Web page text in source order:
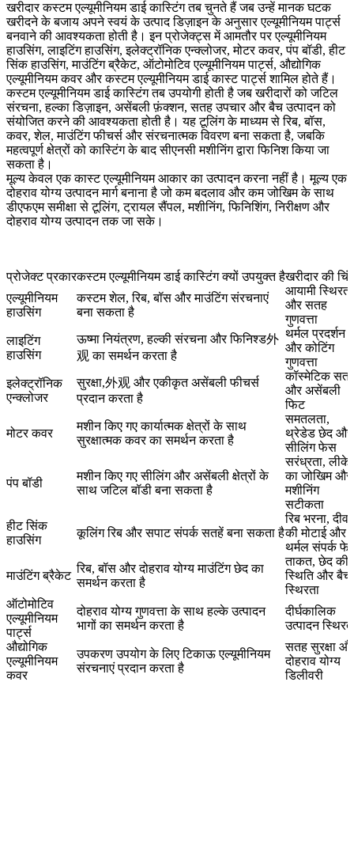
खरीदार कस्टम एल्यूमीनियम डाई कास्टिंग तब चुनते हैं जब उन्हें मानक घटक
खरीदने के बजाय अपने स्वयं के उत्पाद डिज़ाइन के अनुसार एल्यूमीनियम पार्ट्स
बनवाने की आवश्यकता होती है। इन प्रोजेक्ट्स में आमतौर पर एल्यूमीनियम
हाउसिंग, लाइटिंग हाउसिंग, इलेक्ट्रॉनिक एन्क्लोजर, मोटर कवर, पंप बॉडी, हीट
सिंक हाउसिंग, माउंटिंग ब्रैकेट, ऑटोमोटिव एल्यूमीनियम पार्ट्स, औद्योगिक
एल्यूमीनियम कवर और कस्टम एल्यूमीनियम डाई कास्ट पार्ट्स शामिल होते हैं।
कस्टम एल्यूमीनियम डाई कास्टिंग तब उपयोगी होती है जब खरीदारों को जटिल
संरचना, हल्का डिज़ाइन, असेंबली फ़ंक्शन, सतह उपचार और बैच उत्पादन को
संयोजित करने की आवश्यकता होती है। यह टूलिंग के माध्यम से रिब, बॉस,
कवर, शेल, माउंटिंग फीचर्स और संरचनात्मक विवरण बना सकता है, जबकि
महत्वपूर्ण क्षेत्रों को कास्टिंग के बाद सीएनसी मशीनिंग द्वारा फिनिश किया जा
सकता है।
मूल्य केवल एक कास्ट एल्यूमीनियम आकार का उत्पादन करना नहीं है। मूल्य एक
दोहराव योग्य उत्पादन मार्ग बनाना है जो कम बदलाव और कम जोखिम के साथ
डीएफएम समीक्षा से टूलिंग, ट्रायल सैंपल, मशीनिंग, फिनिशिंग, निरीक्षण और
दोहराव योग्य उत्पादन तक जा सके।
प्रोजेक्ट प्रकारकस्टम एल्यूमीनियम डाई कास्टिंग क्यों उपयुक्त हैखरीदार की
एल्यूमीनियम
हाउसिंग
कस्टम शेल, रिब, बॉस और माउंटिंग संरचनाएं
बना सकता है
आयामी स्थिरता
और सतह
गुणवत्ता
लाइटिंग
हाउसिंग
ऊष्मा नियंत्रण, हल्की संरचना और फिनिश्ड外
观 का समर्थन करता है
थर्मल प्रदर्शन
और कोटिंग
गुणवत्ता
इलेक्ट्रॉनिक
एन्क्लोजर
सुरक्षा,外观 और एकीकृत असेंबली फीचर्स
प्रदान करता है
कॉस्मेटिक
और असेंबली
फिट
मोटर कवर
मशीन किए गए कार्यात्मक क्षेत्रों के साथ
सुरक्षात्मक कवर का समर्थन करता है
समतलता,
थ्रेडेड छेद और
सीलिंग फेस
पंप बॉडी
मशीन किए गए सीलिंग और असेंबली क्षेत्रों के
साथ जटिल बॉडी बना सकता है
सरंध्रता,
का जोखिम और
मशीनिंग
सटीकता
हीट सिंक
हाउसिंग
कूलिंग रिब और सपाट संपर्क सतहें बना सकता है
रिब भरना,
की मोटाई और
थर्मल संपर्क
माउंटिंग ब्रैकेट
रिब, बॉस और दोहराव योग्य माउंटिंग छेद का
समर्थन करता है
ताकत, छेद की
स्थिति और बैच
स्थिरता
ऑटोमोटिव
एल्यूमीनियम
पार्ट्स
दोहराव योग्य गुणवत्ता के साथ हल्के उत्पादन
भागों का समर्थन करता है
दीर्घकालिक
उत्पादन
औद्योगिक
एल्यूमीनियम
कवर
उपकरण उपयोग के लिए टिकाऊ एल्यूमीनियम
संरचनाएं प्रदान करता है
सतह सुरक्षा
दोहराव योग्य
डिलीवरी